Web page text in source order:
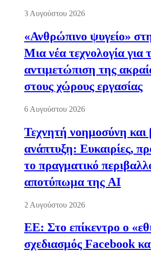
3 Αυγούστου 2026
«Ανθρώπινο ψυγείο»
Μια νέα τεχνολογία για
αντιμετώπιση της
στους χώρους εργασίας
6 Αυγούστου 2026
Τεχνητή νοημοσύνη και
ανάπτυξη: Ευκαιρίες,
το πραγματικό
αποτύπωμα της AI
2 Αυγούστου 2026
ΕΕ: Στο επίκεντρο ο
σχεδιασμός Facebook